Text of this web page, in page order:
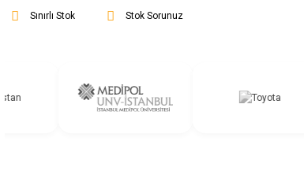
Sınırlı Stok Stok Sorunuz